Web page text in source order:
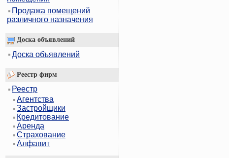
Продажа помещений
различного назначения
Доска объявлений
Доска объявлений
Реестр фирм
Реестр
Агентства
Застройщики
Кредитование
Аренда
Страхование
Алфавит